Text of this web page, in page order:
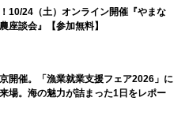
10/24（土）オンライン開催『やまな
座談会』【参加無料】
開催。「漁業就業支援フェア2026」に
場。海の魅力が詰まった1日をレポー